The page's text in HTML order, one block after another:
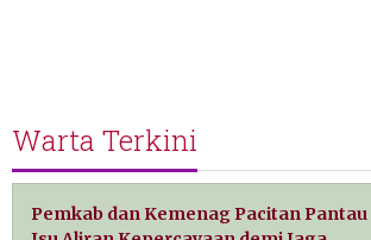
Warta Terkini
Pemkab dan Kemenag Pacitan Pantau